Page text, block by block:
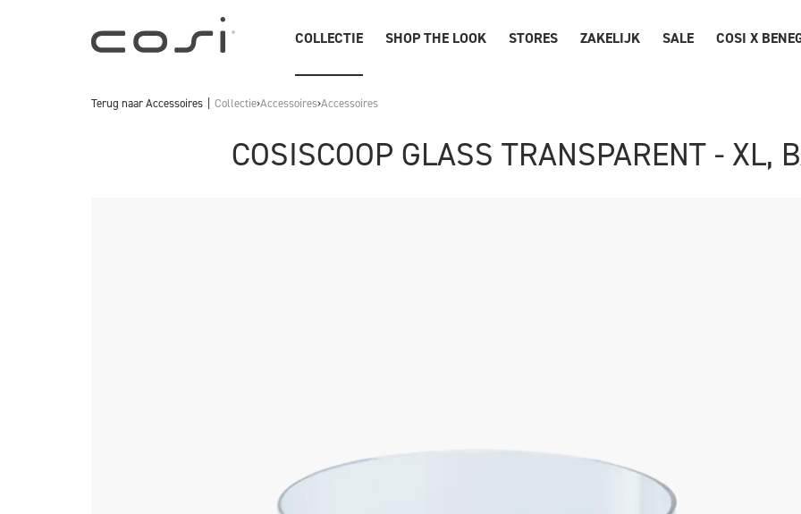
COLLECTIE SHOP THE LOOK STORES ZAKELIJK SALE COSI X
Terug naarAccessoires Collectie›Accessoires›Accessoires
COSISCOOP GLASS TRANSPARENT - XL,